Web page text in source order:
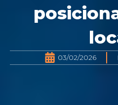
03/02/2026